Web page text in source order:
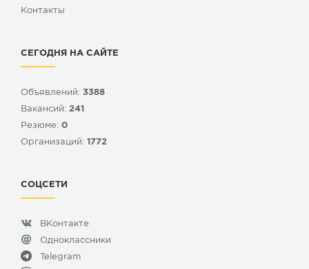
Контакты
СЕГОДНЯ НА САЙТЕ
Объявлений: 3388
Вакансий: 241
Резюме: 0
Организаций: 1772
СОЦСЕТИ
ВКонтакте
Одноклассники
Telegram